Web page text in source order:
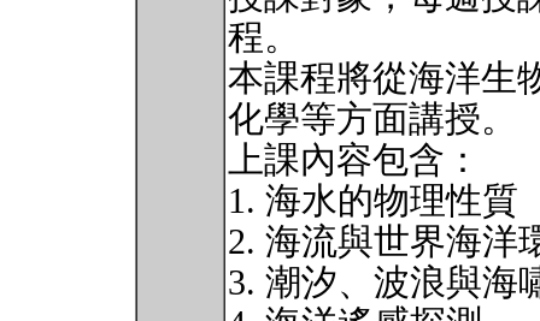
程。
本課程將從海洋生
化學等方面講授。
上課內容包含：
1. 海水的物理性質
2. 海流與世界海洋
3. 潮汐、波浪與海